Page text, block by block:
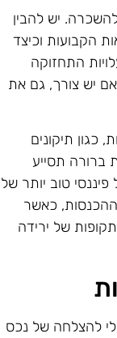
יש להבין
הקבועות וכיצד
התחזוקה
יש צורך, גם את
כגון תיקונים
ברורה תסייע
טוב יותר של
כאשר
של ירידה
להצלחה של נכס